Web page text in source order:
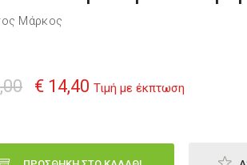
Μάρκος
€ 14,40 Τιμή με έκπτωση